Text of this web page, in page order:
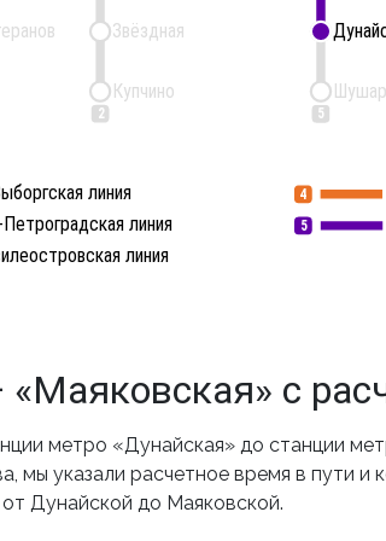
линия
линия
линия
4
5
2 5
Купчино
Звёздная
с
метро «Дунайская» до станции
указали расчетное время в пути и
Дунайской до Маяковской.